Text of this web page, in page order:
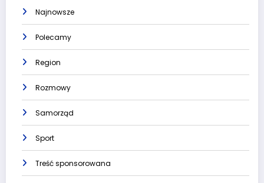
Najnowsze
Polecamy
Region
Rozmowy
Samorząd
Sport
Treść sponsorowana